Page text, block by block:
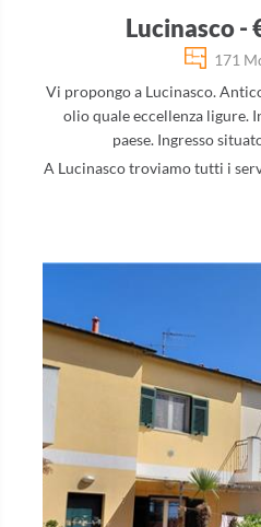
Lucinasco -
171
Vi propongo a Lucinasco.
olio quale eccellenza ligure.
paese. Ingresso
A Lucinasco troviamo tutti i